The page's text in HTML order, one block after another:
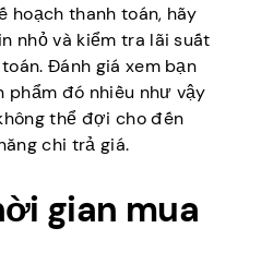
hoạch thanh toán, hãy
nhỏ và kiểm tra lãi suất
Đánh giá xem bạn
phẩm đó nhiều như vậy
thể đợi cho đến
chi trả giá.
gian mua